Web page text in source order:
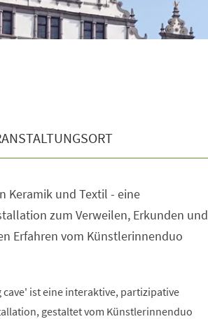
Keramik und Textil - eine
zum Verweilen, Erkunden und
Erfahren vom Künstlerinnenduo
cave' ist eine interaktive, partizipative
gestaltet vom Künstlerinnenduo